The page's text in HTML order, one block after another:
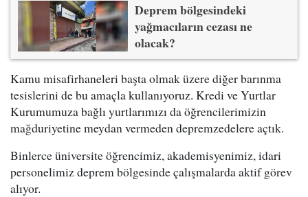
Deprem bölgesindeki
yağmacıların cezası ne
olacak?
Kamu misafirhaneleri başta olmak üzere diğer barınma
tesislerini de bu amaçla kullanıyoruz. Kredi ve Yurtlar
Kurumumuza bağlı yurtlarımızı da öğrencilerimizin
mağduriyetine meydan vermeden depremzedelere açtık.
Binlerce üniversite öğrencimiz, akademisyenimiz, idari
personelimiz deprem bölgesinde çalışmalarda aktif görev
alıyor.